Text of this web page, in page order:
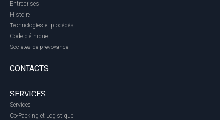
Entreprises
Histoire
Technologies et procédés
Code d'éthique
Societes de prevoyance
CONTACTS
SERVICES
Services
Co-Packing et Logistique